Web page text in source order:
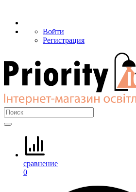
Войти
Регистрация
сравнение
0